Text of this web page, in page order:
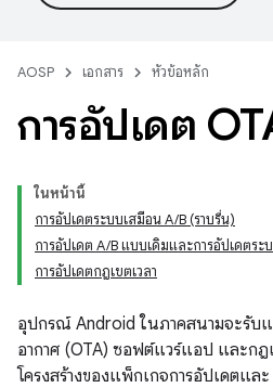
AOSP เอกสาร หัวข้อหลัก
การอัปเดต
ในหน้านี้
การอัปเดตระบบเสมือน A/B (ราบรื่น)
การอัปเดต A/B แบบเดิมและการอัปเดตร
การอัปเดตกฎเขตเวลา
อุปกรณ์ Android ในภาคสนามจะรับ
อากาศ (OTA) ซอฟต์แวร์แอป และกฎ
โครงสร้างของแพ็กเกจการอัปเดตแล